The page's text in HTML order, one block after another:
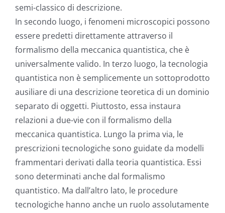
semi-classico di descrizione.
In secondo luogo, i fenomeni microscopici possono
essere predetti direttamente attraverso il
formalismo della meccanica quantistica, che è
universalmente valido. In terzo luogo, la tecnologia
quantistica non è semplicemente un sottoprodotto
ausiliare di una descrizione teoretica di un dominio
separato di oggetti. Piuttosto, essa instaura
relazioni a due-vie con il formalismo della
meccanica quantistica. Lungo la prima via, le
prescrizioni tecnologiche sono guidate da modelli
frammentari derivati dalla teoria quantistica. Essi
sono determinati anche dal formalismo
quantistico. Ma dall’altro lato, le procedure
tecnologiche hanno anche un ruolo assolutamente